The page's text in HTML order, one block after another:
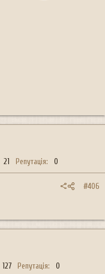
21 Репутація 0
#406
127 Репутація 0